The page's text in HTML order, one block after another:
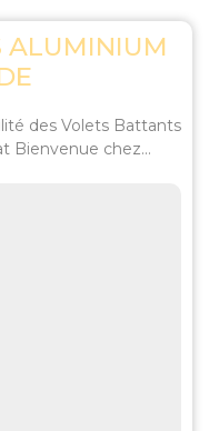
ALUMINIUM
des Volets Battants
Bienvenue chez...